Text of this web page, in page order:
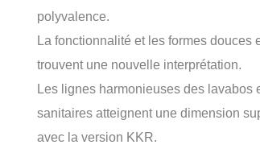
polyvalence.
La fonctionnalité et les formes douces
trouvent une nouvelle interprétation.
Les lignes harmonieuses des lavabos
sanitaires atteignent une dimension
avec la version KKR.